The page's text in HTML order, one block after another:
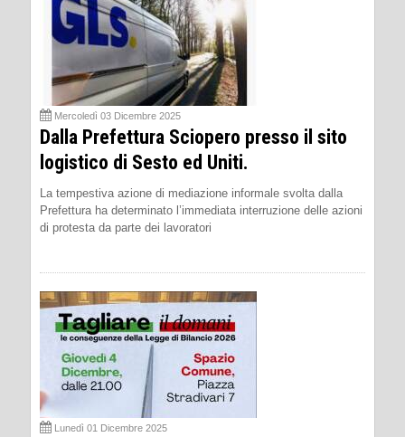
Mercoledì 03 Dicembre 2025
Dalla Prefettura Sciopero presso il sito
logistico di Sesto ed Uniti.
La tempestiva azione di mediazione informale svolta dalla
Prefettura ha determinato l’immediata interruzione delle azioni
di protesta da parte dei lavoratori
Lunedì 01 Dicembre 2025